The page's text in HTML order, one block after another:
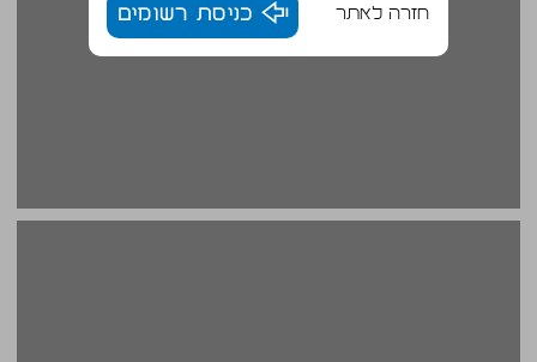
חזרה לאתר כניסת רשומים